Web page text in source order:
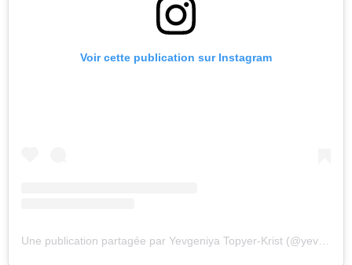
Voir cette publication sur Instagram